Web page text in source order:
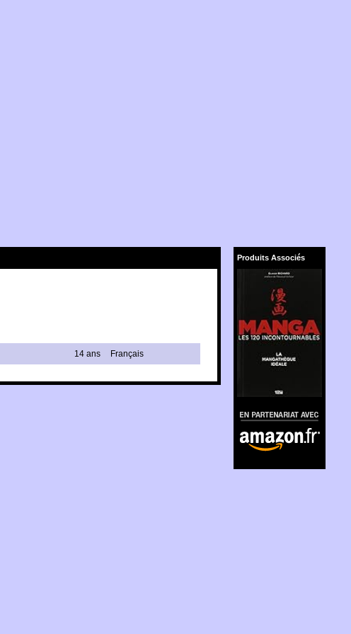
Produits Associés
En partenariat avec
Amazon.fr
14 ans Français